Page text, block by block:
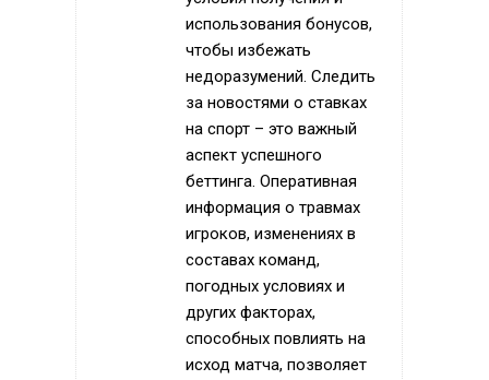
использования бонусов,
чтобы избежать
недоразумений. Следить
за новостями о ставках
на спорт – это важный
аспект успешного
беттинга. Оперативная
информация о травмах
игроков, изменениях в
составах команд,
погодных условиях и
других факторах,
способных повлиять на
исход матча, позволяет